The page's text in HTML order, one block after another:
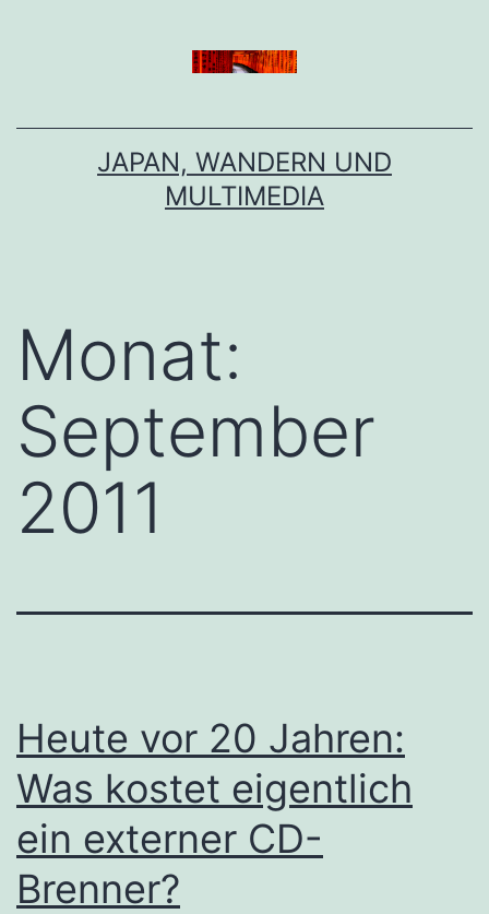
JAPAN, WANDERN UND
MULTIMEDIA
Monat:
September
2011
Heute vor 20 Jahren:
Was kostet eigentlich
ein externer CD-
Brenner?